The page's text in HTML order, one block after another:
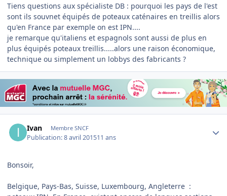
Tiens questions aux spécialiste DB : pourquoi les pays de l'est
sont ils souvnet équipés de poteaux caténaires en treillis alors
qu'en France par exemple on est IPN....
je remarque qu'italiens et espagnols sont aussi de plus en
plus équipés poteaux treillis.....alors une raison économique,
technique ou simplement un lobbys des fabricants ?
Ivan Membre SNCF
Publication:8 avril 201511 ans
Bonsoir,
Belgique, Pays-Bas, Suisse, Luxembourg, Angleterre :